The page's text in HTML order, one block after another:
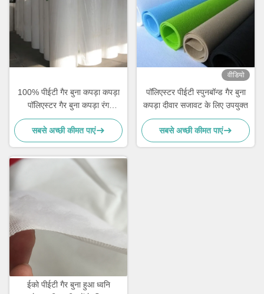
100% पीईटी गैर बुना कपड़ा कपड़ा
पॉलिएस्टर गैर बुना कपड़ा रंग
अनुकूलित:
सबसे अच्छी कीमत पाएं
वीडियो
पॉलिएस्टर पीईटी स्पुनबॉन्ड गैर बुना
कपड़ा दीवार सजावट के लिए उपयुक्त
सबसे अच्छी कीमत पाएं
ईको पीईटी गैर बुना हुआ ध्वनि